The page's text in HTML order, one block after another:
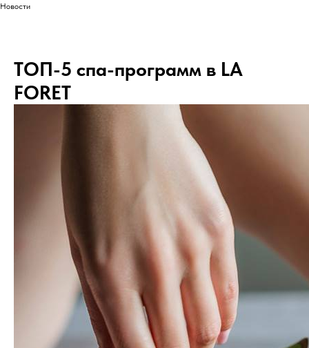
Новости
ТОП-5 спа-программ в LA
FORET